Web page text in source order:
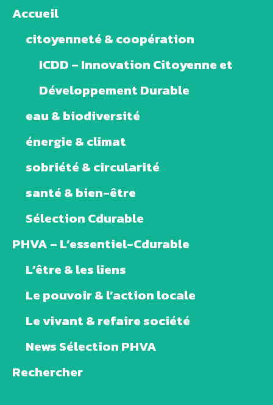
Accueil
citoyenneté & coopération
ICDD – Innovation Citoyenne et
Développement Durable
eau & biodiversité
énergie & climat
sobriété & circularité
santé & bien-être
Sélection Cdurable
PHVA – L’essentiel-Cdurable
L’être & les liens
Le pouvoir & l’action locale
Le vivant & refaire société
News Sélection PHVA
Rechercher